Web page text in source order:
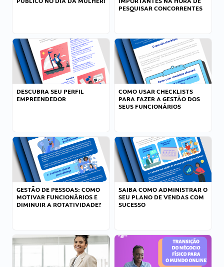
PESQUISAR CONCORRENTES
DESCUBRA SEU PERFIL
EMPREENDEDOR
COMO USAR CHECKLISTS
PARA FAZER A GESTÃO DOS
SEUS FUNCIONÁRIOS
GESTÃO DE PESSOAS: COMO
MOTIVAR FUNCIONÁRIOS E
DIMINUIR A ROTATIVIDADE?
SAIBA COMO ADMINISTRAR O
SEU PLANO DE VENDAS COM
SUCESSO